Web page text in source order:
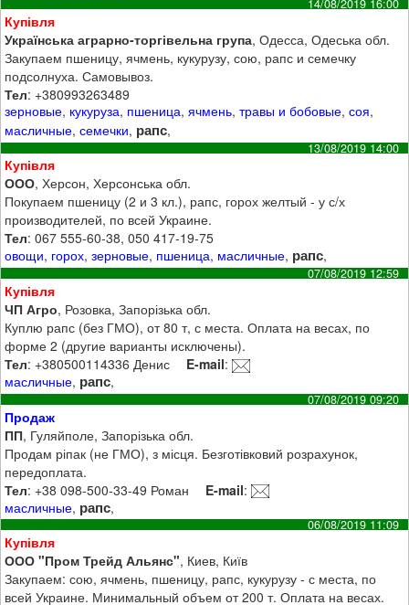
14/08/2019 16:00
Купівля
Українська аграрно-торгівельна група, Одесса, Одеська обл.
Закупаем пшеницу, ячмень, кукурузу, сою, рапс и семечку
подсолнуха. Самовывоз.
Тел: +380993263489
зерновые, кукуруза, пшеница,ячмень,травы и бобовые,соя,
масличные,семечки, рапс,
13/08/2019 14:00
Купівля
ООО, Херсон, Херсонська обл.
Покупаем пшеницу (2 и 3 кл.), рапс, горох желтый - у с/х
производителей, по всей Украине.
Тел: 067 555-60-38, 050 417-19-75
овощи, горох,зерновые, пшеница, масличные, рапс,
07/08/2019 12:59
Купівля
ЧП Агро, Розовка, Запорізька обл.
Куплю рапс (без ГМО), от 80 т, с места. Оплата на весах, по
форме 2 (другие варианты исключены).
Тел: +380500114336 Денис E-mail:
масличные, рапс,
07/08/2019 09:20
Продаж
ПП, Гуляйполе, Запорізька обл.
Продам ріпак (не ГМО), з місця. Безготівковий розрахунок,
передоплата.
Тел: +38 098-500-33-49 Роман E-mail:
масличные, рапс,
06/08/2019 11:09
Купівля
ООО "Пром Трейд Альянс", Киев, Київ
Закупаем: сою, ячмень, пшеницу, рапс, кукурузу - с места, по
всей Украине. Минимальный объем от 200 т. Оплата на весах.